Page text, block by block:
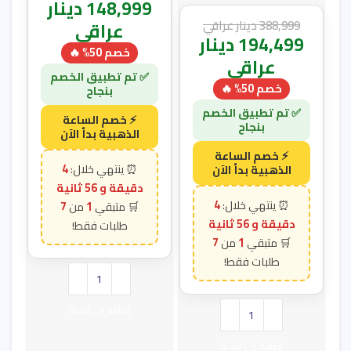
388,999دينار عراقي
194,499دينار
عراقي
خصم 50% 🔥
4
دقيقة و 55 ثانية
1
7
148,999دينار
عراقي
خصم 50% 🔥
4
دقيقة و 55 ثانية
1
7